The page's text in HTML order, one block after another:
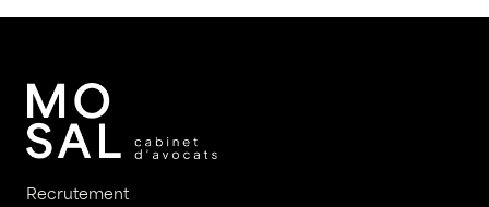
Recrutement